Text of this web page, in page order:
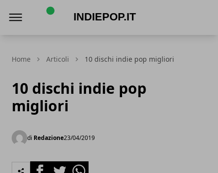
Home Articoli 10 dischi indie pop migliori
10 dischi indie pop
migliori
di Redazione23/04/2019
FacebookTwitterWhatsapp